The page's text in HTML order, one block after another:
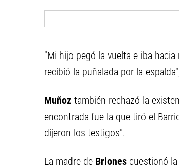
"Mi hijo pegó la vuelta e iba
recibió la puñalada por la
Muñoz también rechazó la
encontrada fue la que tiró el
dijeron los testigos".
La madre de Briones cuestionó